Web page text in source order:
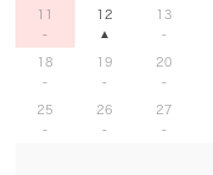
11 12 13
18 19 20
25 26 27